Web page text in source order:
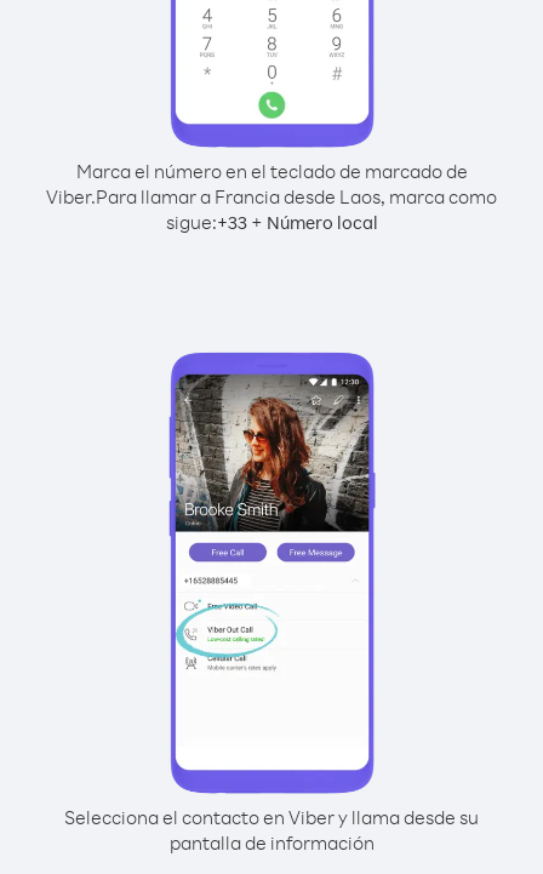
Marca el número en el teclado de marcado de
Viber.Para llamar a Francia desde Laos, marca como
sigue:+33+ Número local
Selecciona el contacto en Viber y llama desde su
pantalla de información